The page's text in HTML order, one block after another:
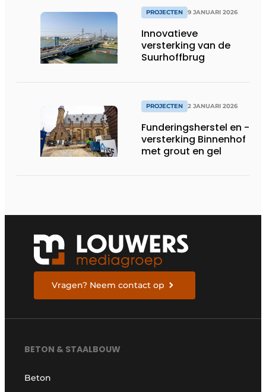
PROJECTEN 9 JANUARI 2026
Innovatieve
versterking van de
Suurhoffbrug
PROJECTEN 2 JANUARI 2026
Funderingsherstel en -
versterking Binnenhof
met grout en gel
Vragen? Neem contact op
BETON & STAALBOUW
Beton